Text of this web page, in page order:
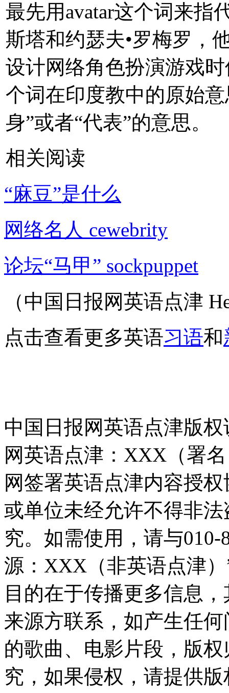
最先用avatar这个词来指
斯塔和约瑟夫•罗梅罗，
设计网络角色扮演游戏
个词在印度教中的原始
身”或者“代表”的意思。
相关阅读
“麻豆”是什么
网络名人 cewebrity
论坛“马甲” sockpuppet
（中国日报网英语点津
点击查看更多英语习语和
中国日报网英语点津版
网英语点津：XXX（署
网签署英语点津内容授
或单位未经允许不得非
究。如需使用，请与010-
源：XXX（非英语点津
目的在于传播更多信息
来源方联系，如产生任
的歌曲、电影片段，版
究，如果侵权，请提供